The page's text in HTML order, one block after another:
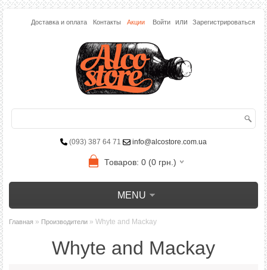
Доставка и оплата Контакты Акции Войти или Зарегистрироваться
(093) 387 64 71 info@alcostore.com.ua
Товаров: 0 (0 грн.)
MENU
Главная » Производители » Whyte and Mackay
Whyte and Mackay